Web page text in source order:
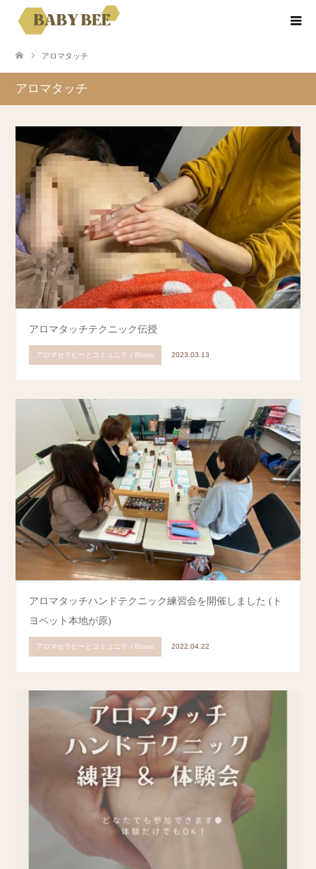
アロマタッチ
アロマタッチ
アロマタッチテクニック伝授
アロマセラピーとコミュニティBloom 2023.03.13
アロマタッチハンドテクニック練習会を開催しました (ト
ヨペット本地が原)
アロマセラピーとコミュニティBloom 2022.04.22